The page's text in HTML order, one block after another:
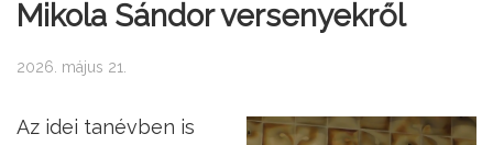
Mikola Sándor versenyekről
2026. május 21.
Az idei tanévben is